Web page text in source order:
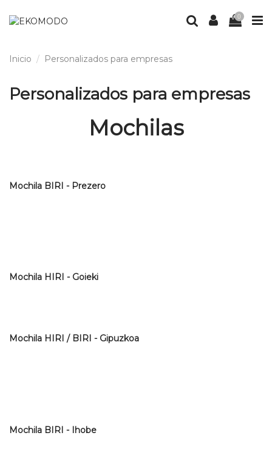
0
Inicio Personalizados para empresas
Personalizados para empresas
Mochilas
Mochila BIRI - Prezero
Mochila HIRI - Goieki
Mochila HIRI / BIRI - Gipuzkoa
Mochila BIRI - Ihobe